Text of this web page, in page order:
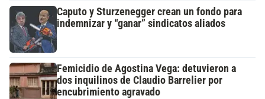
Caputo y Sturzenegger crean un fondo para
indemnizar y “ganar” sindicatos aliados
Femicidio de Agostina Vega: detuvieron a
dos inquilinos de Claudio Barrelier por
encubrimiento agravado